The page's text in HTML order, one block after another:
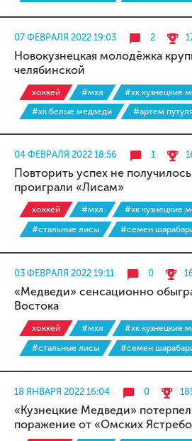
07 ФЕВРАЛЯ 2022 19:03 2
Новокузнецкая молодёжка
челябинской
хоккей #мхл
#хк кузнецкие
#хк белые медведи
#артем
04 ФЕВРАЛЯ 2022 18:56 1
Повторить успех не
проиграли «Лисам»
хоккей #мхл
#хк кузнецкие
#стальные лисы
#семен
03 ФЕВРАЛЯ 2022 19:11 0
«Медведи» сенсационно
Востока
хоккей #мхл
#хк кузнецкие
#стальные лисы
#семен
18 ЯНВАРЯ 2022 16:04 0
«Кузнецкие Медведи»
поражение от «Омских